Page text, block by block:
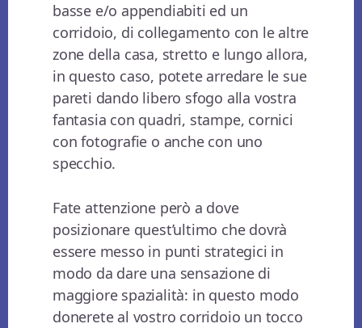
basse e/o appendiabiti ed un
corridoio, di collegamento con le altre
zone della casa, stretto e lungo allora,
in questo caso, potete arredare le sue
pareti dando libero sfogo alla vostra
fantasia con quadri, stampe, cornici
con fotografie o anche con uno
specchio.
Fate attenzione però a dove
posizionare quest’ultimo che dovrà
essere messo in punti strategici in
modo da dare una sensazione di
maggiore spazialità: in questo modo
donerete al vostro corridoio un tocco